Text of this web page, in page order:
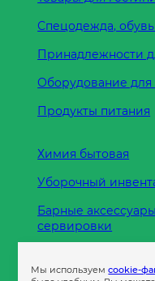
Спецодежда,
Принадлежности
Оборудование для
Продукты питания
Химия бытовая
Уборочный
Барные
сервировки
Мы используемcookie-